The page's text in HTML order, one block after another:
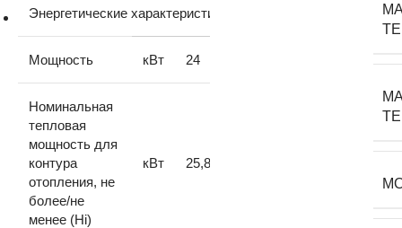
Энергетические характеристики
Мощность кВт 24
Номинальная
тепловая
мощность для
контура
отопления, не
более/не
менее (Hi)
кВт 25,8/11,0